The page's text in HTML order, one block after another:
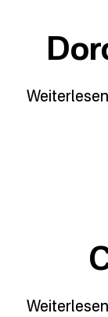
Weiterlesen
Weiterlesen